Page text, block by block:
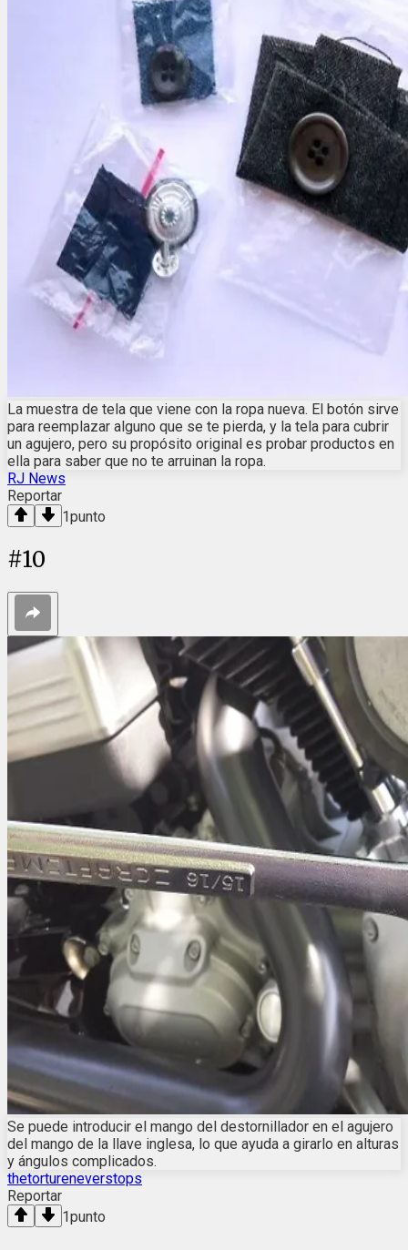
La muestra de tela que viene con la ropa nueva. El botón sirve
para reemplazar alguno que se te pierda, y la tela para cubrir
un agujero, pero su propósito original es probar productos en
ella para saber que no te arruinan la ropa.
RJ News
Reportar
1punto
#10
Se puede introducir el mango del destornillador en el agujero
del mango de la llave inglesa, lo que ayuda a girarlo en alturas
y ángulos complicados.
thetortureneverstops
Reportar
1punto